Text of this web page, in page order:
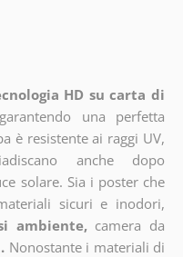
HD su carta di
garantendo una perfetta
è resistente ai raggi UV,
anche dopo
solare. Sia i poster che
sicuri e inodori,
ambiente, camera da
Nonostante i materiali di